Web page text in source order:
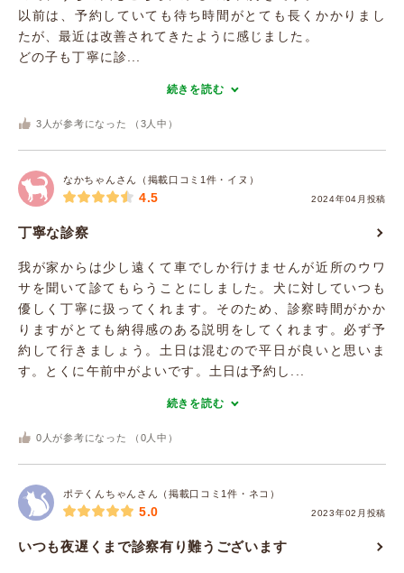
以前は、予約していても待ち時間がとても長くかかりまし
たが、最近は改善されてきたように感じました。
どの子も丁寧に診...
続きを読む
3 人が参考になった （ 3 人中）
なかちゃんさん（掲載口コミ1件・イヌ）
2024年04月投稿
4.5
丁寧な診察
我が家からは少し遠くて車でしか行けませんが近所のウワ
サを聞いて診てもらうことにしました。犬に対していつも
優しく丁寧に扱ってくれます。そのため、診察時間がかか
りますがとても納得感のある説明をしてくれます。必ず予
約して行きましょう。土日は混むので平日が良いと思いま
す。とくに午前中がよいです。土日は予約し...
続きを読む
0 人が参考になった （ 0 人中）
ポテくんちゃんさん（掲載口コミ1件・ネコ）
2023年02月投稿
5.0
いつも夜遅くまで診察有り難うございます